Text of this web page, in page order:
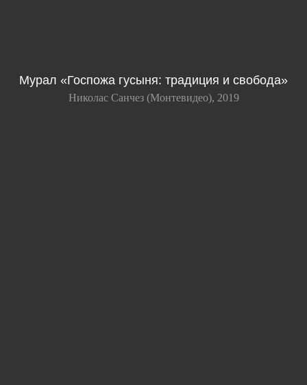
Мурал «Госпожа гусыня: традиция и свобода»
Николас Санчез (Монтевидео), 2019